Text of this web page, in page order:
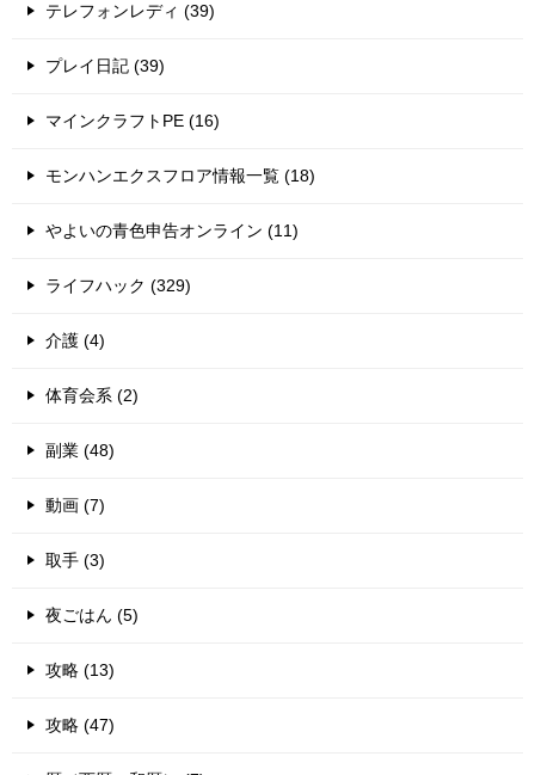
テレフォンレディ (39)
プレイ日記 (39)
マインクラフトPE (16)
モンハンエクスフロア情報一覧 (18)
やよいの青色申告オンライン (11)
ライフハック (329)
介護 (4)
体育会系 (2)
副業 (48)
動画 (7)
取手 (3)
夜ごはん (5)
攻略 (13)
攻略 (47)